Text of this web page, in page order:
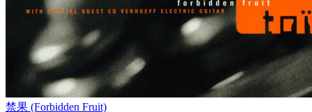
禁果 (Forbidden Fruit)